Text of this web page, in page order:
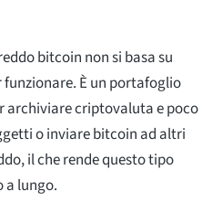
bitcoin non si basa su
È un portafoglio
archiviare criptovaluta e poco
o inviare bitcoin ad altri
il che rende questo tipo
a lungo.